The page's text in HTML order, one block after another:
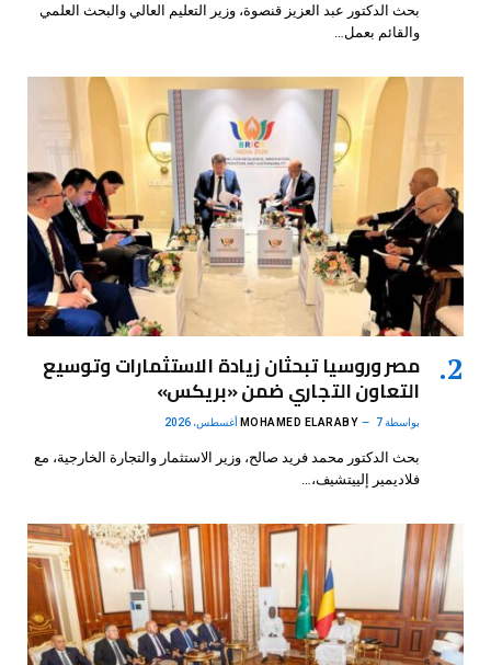
بحث الدكتور عبد العزيز قنصوة، وزير التعليم العالي والبحث العلمي
والقائم بعمل…
مصر وروسيا تبحثان زيادة الاستثمارات وتوسيع
التعاون التجاري ضمن «بريكس»
بواسطة MOHAMED ELARABY 7 أغسطس، 2026
بحث الدكتور محمد فريد صالح، وزير الاستثمار والتجارة الخارجية، مع
فلاديمير إلييتشيف،…